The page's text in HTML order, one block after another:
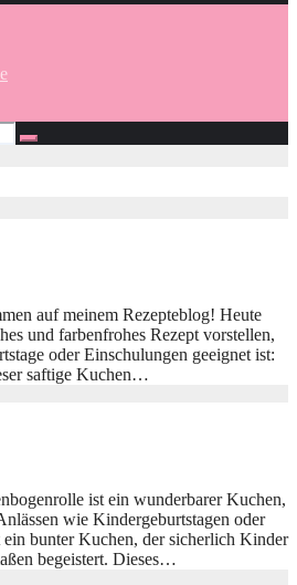
auf meinem Rezepteblog! Heute
und farbenfrohes Rezept vorstellen,
oder Einschulungen geeignet ist:
saftige Kuchen…
ist ein wunderbarer Kuchen,
wie Kindergeburtstagen oder
ein bunter Kuchen, der sicherlich Kinder
begeistert. Dieses…